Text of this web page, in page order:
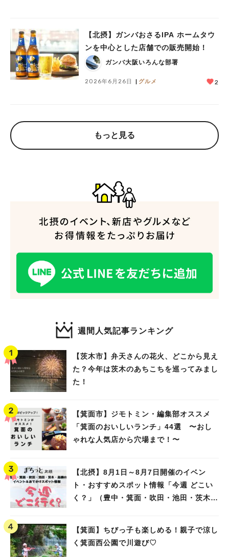
【北摂】ガンバおさるIPA ホームタウ
ンを中心とした店舗での販売開始！
ガンバ大阪いろんな部署
2026年6月26日 グルメ 2
もっと見る
週間人気記事ランキング
【茨木市】弁天さんの花火、どこから見え
た？今年は茨木のあちこちを巡ってみまし
た！
【箕面市】ジモトミン・編集部オススメ
「箕面のおいしいランチ」44選 〜おし
ゃれな人気店から穴場まで！〜
【北摂】8月1日～8月7日開催のイベン
ト・おすすめスポット情報「今週 どこい
く？」（豊中・箕面・吹田・池田・茨木・
【箕面】ちびっ子も楽しめる！親子で涼し
く箕面西公園で川遊び♡
#自然とふれあう #ランチ
#大阪学院大 商品開発プロジェクト